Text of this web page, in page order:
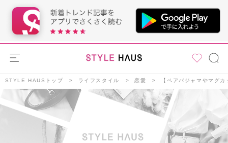
STYLE HAUSトップ ライフスタイル 恋愛 【ペアパジャマやマグ